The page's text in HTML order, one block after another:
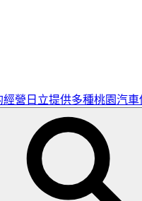
營日立提供多種桃園汽車